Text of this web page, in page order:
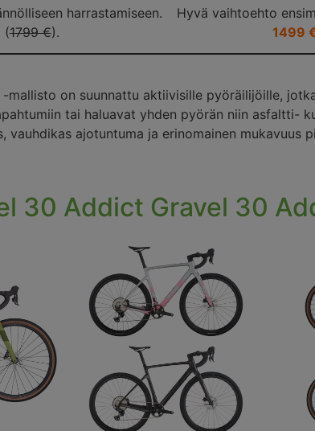
harrastamiseen.
(1799 €).
Hyvä vaihtoehto
1499
-mallisto on suunnattu aktiivisille pyöräilijöille,
tai haluavat yhden pyörän niin asfaltti-
vauhdikas ajotuntuma ja erinomainen mukavuus
30 Addict Gravel 30